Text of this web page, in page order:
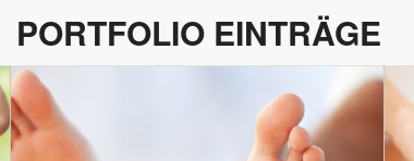
PORTFOLIO EINTRÄGE